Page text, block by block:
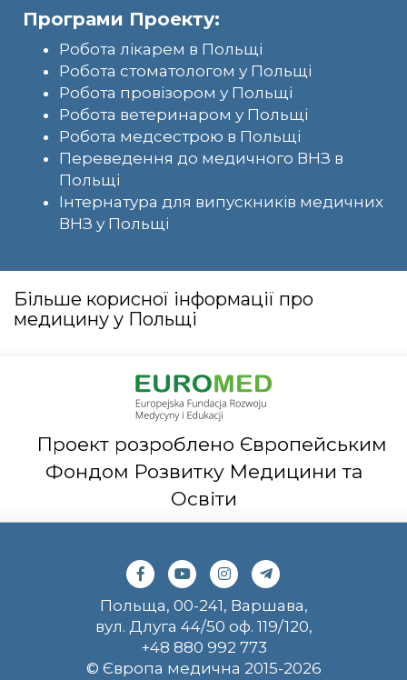
Програми Проекту:
Робота лікарем в Польщі
Робота стоматологом у Польщі
Робота провізором у Польщі
Робота ветеринаром у Польщі
Робота медсестрою в Польщі
Переведення до медичного ВНЗ в
Польщі
Інтернатура для випускників медичних
ВНЗ у Польщі
Більше корисної інформації про
медицину у Польщі
Проект розроблено Європейським
Фондом Розвитку Медицини та
Освіти
Польща, 00-241, Варшава,
вул. Длуга 44/50 оф. 119/120,
+48 880 992 773
© Європа медична 2015-2026